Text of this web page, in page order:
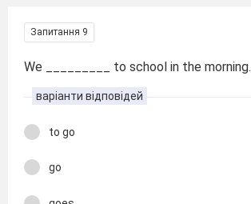
Запитання 9
We _________ to school in the morning.
варіанти відповідей
to go
go